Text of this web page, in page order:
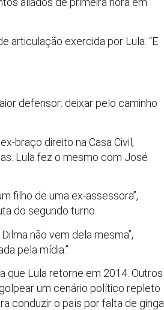
articulação exercida por Lula. “E
defensor: deixar pelo caminho
braço direito na Casa Civil,
Lula fez o mesmo com José
filho de uma ex-assessora”,
do segundo turno.
não vem dela mesma”,
pela mídia.”
que Lula retorne em 2014. Outros
um cenário político repleto
conduzir o país por falta de ginga